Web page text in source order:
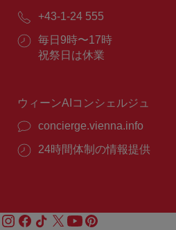
ー
ル：
電
番
号：
+43-1-24 555
営
業
毎日9時〜17時
祝祭日は休業
ウィーンAIコンシェルジュ
concierge.vienna.info
24時間体制の情報提供